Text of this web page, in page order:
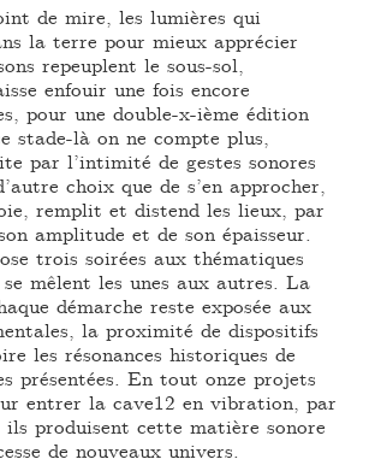
de mire, les lumières qui
la terre pour mieux apprécier
repeuplent le sous-sol,
enfouir une fois encore
pour une double-x-ième édition
stade-là on ne compte plus,
par l’intimité de gestes sonores
choix que de s’en approcher,
remplit et distend les lieux, par
amplitude et de son épaisseur.
trois soirées aux thématiques
mêlent les unes aux autres. La
démarche reste exposée aux
la proximité de dispositifs
les résonances historiques de
présentées. En tout onze projets
entrer la cave12 en vibration, par
produisent cette matière sonore
de nouveaux univers.